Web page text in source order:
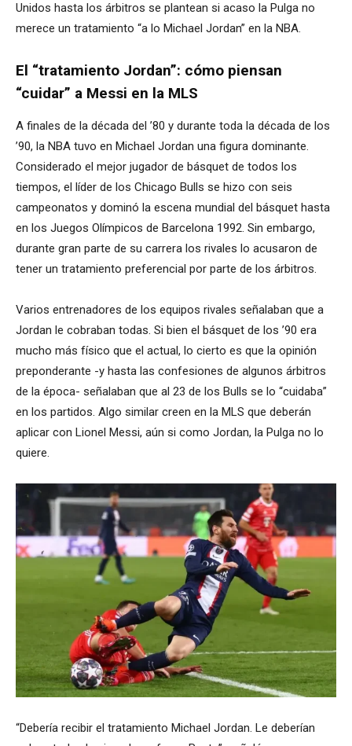
Unidos hasta los árbitros se plantean si acaso la Pulga no
merece un tratamiento “a lo Michael Jordan” en la NBA.
El “tratamiento Jordan”: cómo piensan
“cuidar” a Messi en la MLS
A finales de la década del ’80 y durante toda la década de los
’90, la NBA tuvo en Michael Jordan una figura dominante.
Considerado el mejor jugador de básquet de todos los
tiempos, el líder de los Chicago Bulls se hizo con seis
campeonatos y dominó la escena mundial del básquet hasta
en los Juegos Olímpicos de Barcelona 1992. Sin embargo,
durante gran parte de su carrera los rivales lo acusaron de
tener un tratamiento preferencial por parte de los árbitros.
Varios entrenadores de los equipos rivales señalaban que a
Jordan le cobraban todas. Si bien el básquet de los ’90 era
mucho más físico que el actual, lo cierto es que la opinión
preponderante -y hasta las confesiones de algunos árbitros
de la época- señalaban que al 23 de los Bulls se lo “cuidaba”
en los partidos. Algo similar creen en la MLS que deberán
aplicar con Lionel Messi, aún si como Jordan, la Pulga no lo
quiere.
“Debería recibir el tratamiento Michael Jordan. Le deberían